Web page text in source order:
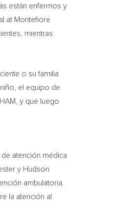
están enfermos y
at Montefiore
mientras
o su familia
el equipo de
y que luego
atención médica
y Hudson
ambulatoria.
la atención al